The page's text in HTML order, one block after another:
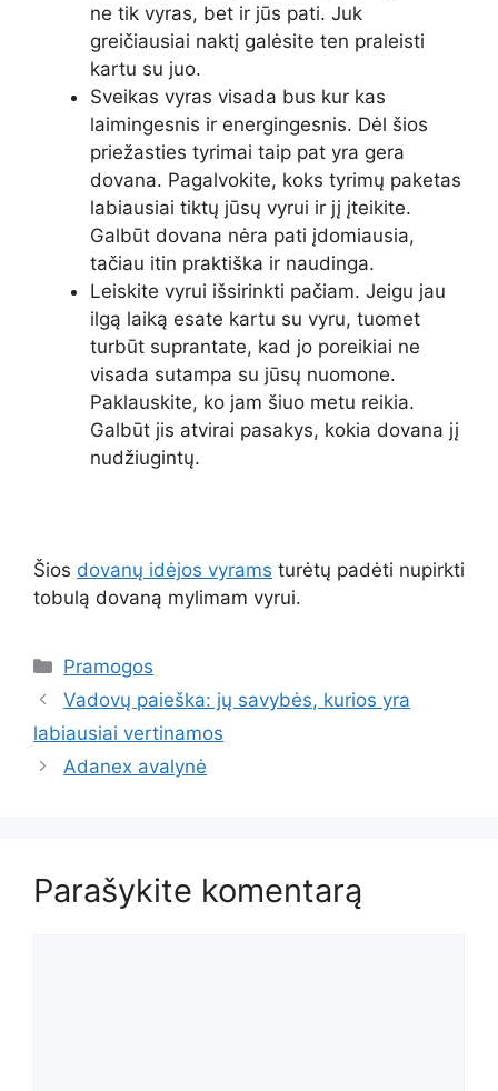
ne tik vyras, bet ir jūs pati. Juk
greičiausiai naktį galėsite ten praleisti
kartu su juo.
Sveikas vyras visada bus kur kas
laimingesnis ir energingesnis. Dėl šios
priežasties tyrimai taip pat yra gera
dovana. Pagalvokite, koks tyrimų paketas
labiausiai tiktų jūsų vyrui ir jį įteikite.
Galbūt dovana nėra pati įdomiausia,
tačiau itin praktiška ir naudinga.
Leiskite vyrui išsirinkti pačiam. Jeigu jau
ilgą laiką esate kartu su vyru, tuomet
turbūt suprantate, kad jo poreikiai ne
visada sutampa su jūsų nuomone.
Paklauskite, ko jam šiuo metu reikia.
Galbūt jis atvirai pasakys, kokia dovana jį
nudžiugintų.
Šios dovanų idėjos vyrams turėtų padėti nupirkti
tobulą dovaną mylimam vyrui.
Kategorijos
Pramogos
Vadovų paieška: jų savybės, kurios yra
labiausiai vertinamos
Adanex avalynė
Parašykite komentarą